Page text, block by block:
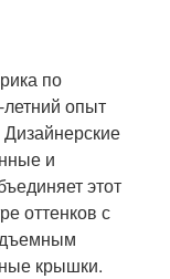
по
опыт
и
этот
оттенков с
крышки.